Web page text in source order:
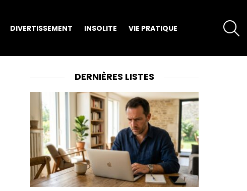
DIVERTISSEMENT INSOLITE VIE PRATIQUE
DERNIÈRES LISTES